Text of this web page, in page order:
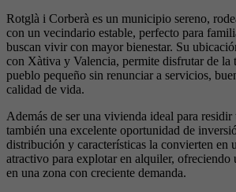
Rotglà i Corberà es un municipio sereno,
con un vecindario estable, perfecto para
buscan vivir con mayor bienestar. Su
con Xàtiva y Valencia, permite disfrutar de la
pueblo pequeño sin renunciar a servicios,
calidad de vida.
Además de ser una vivienda ideal para
también una excelente oportunidad de
distribución y características la convierten en
atractivo para explotar en alquiler, ofreciendo
en una zona con creciente demanda.